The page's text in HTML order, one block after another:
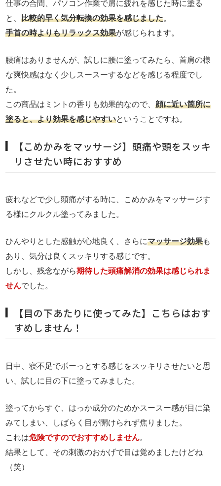
仕事の合間、パソコン作業で肩に疲れを感じた時に塗る
と、比較的早く気分転換の効果を感じました。
手首の時よりもリラックス効果が感じられます。
腰痛はありませんが、試しに腰に塗ってみたら、首肩の様
な爽快感はなく少しスースーするなどを感じる程度でし
た。
この商品はミントの香りも効果的なので、顔に近い箇所に
塗ると、より効果を感じやすいということですね。
【こめかみをマッサージ】頭痛や頭をスッキ
リさせたい時におすすめ
疲れなどで少し頭痛がする時に、こめかみをマッサージす
る様にクルクル塗ってみました。
ひんやりとした感触が心地良く、さらにマッサージ効果も
あり、気分は良くスッキリする感じです。
しかし、残念ながら期待した頭痛解消の効果は感じられま
せんでした。
【目の下あたりに使ってみた】こちらはおす
すめしません！
日中、寝不足でボーっとする感じをスッキリさせたいと思
い、試しに目の下に塗ってみました。
塗ってからすぐ、はっか成分のためかスースー感が目に染
みてしまい、しばらく目が開けられず焦りました。
これは危険ですのでおすすめしません。
結果として、その刺激のおかげで目は覚めましたけどね
（笑）